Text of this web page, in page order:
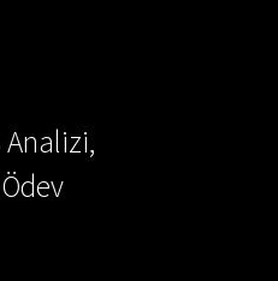
Analizi,